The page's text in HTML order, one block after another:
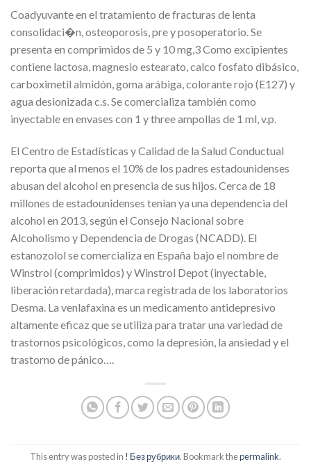
Coadyuvante en el tratamiento de fracturas de lenta
consolidaci�n, osteoporosis, pre y posoperatorio. Se
presenta en comprimidos de 5 y 10 mg,3​ Como excipientes
contiene lactosa, magnesio estearato, calco fosfato dibásico,
carboximetil almidón, goma arábiga, colorante rojo (E127) y
agua desionizada c.s. Se comercializa también como
inyectable en envases con 1 y three ampollas de 1 ml, v.p.
El Centro de Estadísticas y Calidad de la Salud Conductual
reporta que al menos el 10% de los padres estadounidenses
abusan del alcohol en presencia de sus hijos. Cerca de 18
millones de estadounidenses tenían ya una dependencia del
alcohol en 2013, según el Consejo Nacional sobre
Alcoholismo y Dependencia de Drogas (NCADD). El
estanozolol se comercializa en España bajo el nombre de
Winstrol (comprimidos) y Winstrol Depot (inyectable,
liberación retardada), marca registrada de los laboratorios
Desma. La venlafaxina es un medicamento antidepresivo
altamente eficaz que se utiliza para tratar una variedad de
trastornos psicológicos, como la depresión, la ansiedad y el
trastorno de pánico….
This entry was posted in ! Без рубрики. Bookmark thepermalink.